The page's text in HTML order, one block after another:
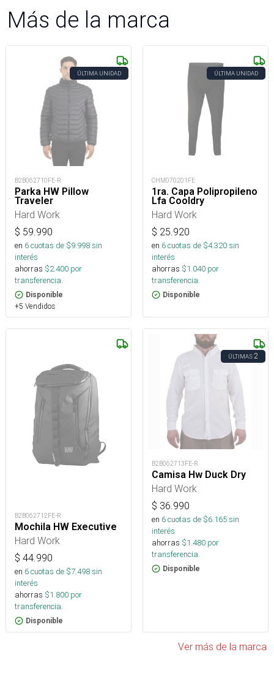
Más de la marca
ÚLTIMA UNIDAD
B2B062710FE-R
Parka HW Pillow
Traveler
Hard Work
$ 59.990
en 6cuotas de $9.998sin
interés
ahorras $2.400 por
transferencia.
Disponible
+5 Vendidos
ÚLTIMA UNIDAD
CHM070201FE
1ra. Capa Polipropileno
Lfa Cooldry
Hard Work
$ 25.920
en 6cuotas de $4.320sin
interés
ahorras $1.040 por
transferencia.
Disponible
B2B062712FE-R
Mochila HW Executive
Hard Work
$ 44.990
en 6cuotas de $7.498sin
interés
ahorras $1.800 por
transferencia.
Disponible
ÚLTIMAS2
B2B062713FE-R
Camisa Hw Duck Dry
Hard Work
$ 36.990
en 6cuotas de $6.165sin
interés
ahorras $1.480 por
transferencia.
Disponible
Ver más de la marca